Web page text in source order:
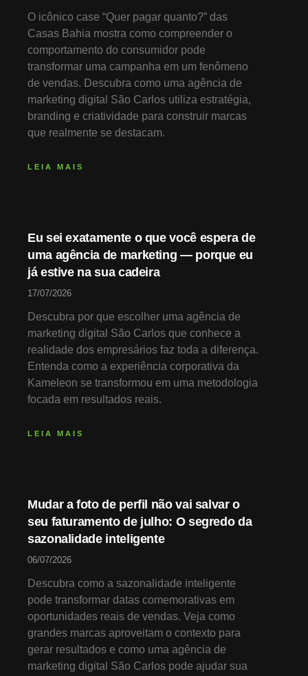
O icônico case “Quer pagar quanto?” das
Casas Bahia mostra como compreender o
comportamento do consumidor pode
transformar uma campanha em um fenômeno
de vendas. Descubra como uma agência de
marketing digital São Carlos utiliza estratégia,
branding e criatividade para construir marcas
que realmente se destacam.
LEIA MAIS
Eu sei exatamente o que você espera de
uma agência de marketing — porque eu
já estive na sua cadeira
17/07/2026
Descubra por que escolher uma agência de
marketing digital São Carlos que conhece a
realidade dos empresários faz toda a diferença.
Entenda como a experiência corporativa da
Kameleon se transformou em uma metodologia
focada em resultados reais.
LEIA MAIS
Mudar a foto de perfil não vai salvar o
seu faturamento de julho: O segredo da
sazonalidade inteligente
06/07/2026
Descubra como a sazonalidade inteligente
pode transformar datas comemorativas em
oportunidades reais de vendas. Veja como
grandes marcas aproveitam o contexto para
gerar resultados e como uma agência de
marketing digital São Carlos pode ajudar sua